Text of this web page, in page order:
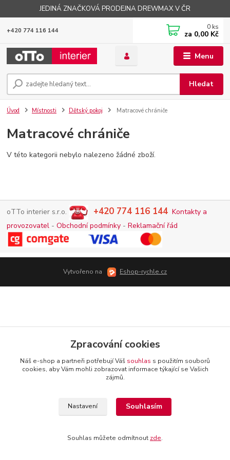
JEDINÁ ZNAČKOVÁ PRODEJNA DREWMAX V ČR
Menu
Hledat
+420 774 116 144 0 ks
za 0,00 Kč
Úvod Místnosti Dětský pokoj Matracové chrániče
Matracové chrániče
V této kategorii nebylo nalezeno žádné zboží.
oTTo interier s.r.o. +420 774 116 144 Kontakty a
provozovatel -Obchodní podmínky -Reklamační řád
Vytvořeno na Eshop-rychle.cz
Zpracování cookies
Náš e-shop a partneři potřebují Váš souhlas s použitím souborů
cookies, aby Vám mohli zobrazovat informace týkající se Vašich
zájmů.
Nastavení Souhlasím
Souhlas můžete odmítnout zde.